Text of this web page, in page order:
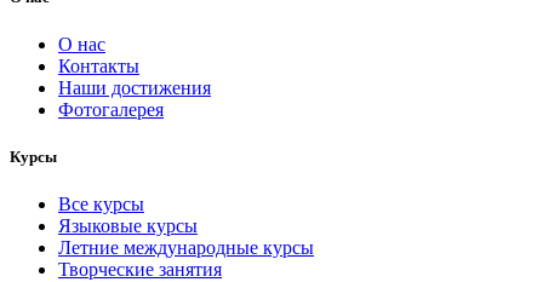
О нас
Контакты
Наши достижения
Фотогалерея
Курсы
Все курсы
Языковые курсы
Летние международные курсы
Творческие занятия